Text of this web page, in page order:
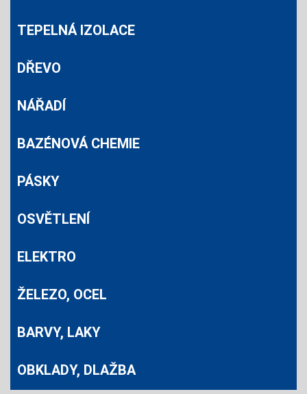
TEPELNÁ IZOLACE
DŘEVO
NÁŘADÍ
BAZÉNOVÁ CHEMIE
PÁSKY
OSVĚTLENÍ
ELEKTRO
ŽELEZO, OCEL
BARVY, LAKY
OBKLADY, DLAŽBA